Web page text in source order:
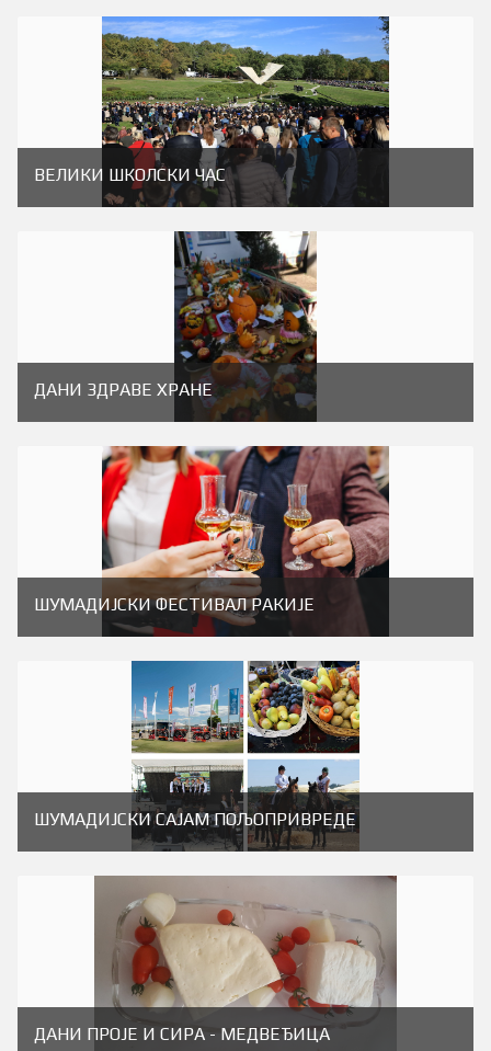
ВЕЛИКИ ШКОЛСКИ ЧАС
ДАНИ ЗДРАВЕ ХРАНЕ
ШУМАДИЈСКИ ФЕСТИВАЛ РАКИЈЕ
ШУМАДИЈСКИ САЈАМ ПОЉОПРИВРЕДЕ
ДАНИ ПРОJЕ И СИРА - МЕДВЕЂИЦА